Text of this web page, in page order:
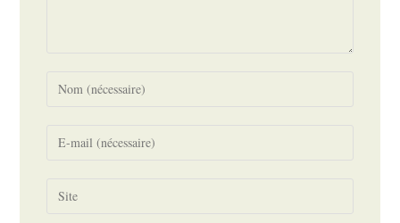
Enter
Enter
address
Saisir